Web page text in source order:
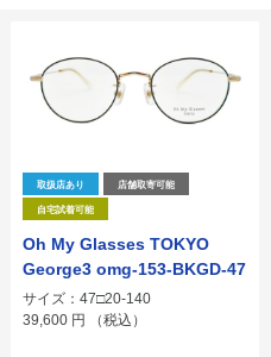
取扱店あり 店舗取寄可能
自宅試着可能
Oh My Glasses TOKYO
George3 omg-153-BKGD-47
サイズ：47□20-140
39,600 円 （税込）